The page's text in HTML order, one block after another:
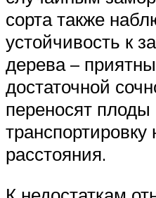
сорта также
устойчивость к
дерева –
достаточной
переносят плоды
расстояния.